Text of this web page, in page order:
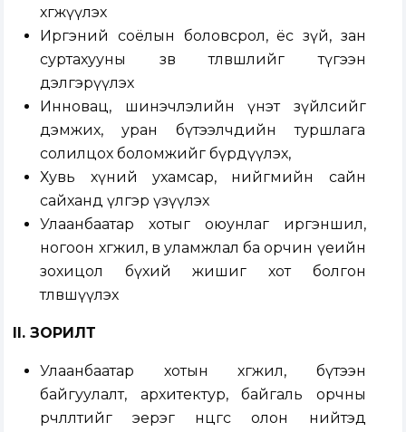
хөгжүүлэх
Иргэний соёлын боловсрол, ёс зүй, зан
суртахууны зөв төлөвшлийг түгээн
дэлгэрүүлэх
Инновац, шинэчлэлийн үнэт зүйлсийг
дэмжих, уран бүтээлчдийн туршлага
солилцох боломжийг бүрдүүлэх,
Хувь хүний ухамсар, нийгмийн сайн
сайханд үлгэр үзүүлэх
Улаанбаатар хотыг оюунлаг иргэншил,
ногоон хөгжил, өв уламжлал ба орчин үеийн
зохицол бүхий жишиг хот болгон
төлөвшүүлэх
II. ЗОРИЛТ
Улаанбаатар хотын хөгжил, бүтээн
байгуулалт, архитектур, байгаль орчны
өөрчлөлтийг эерэг өнцгөөс олон нийтэд